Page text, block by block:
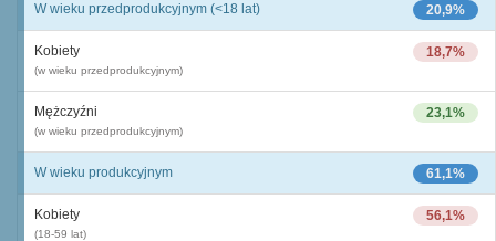
20,9%
W wieku przedprodukcyjnym (<18 lat)
18,7%
Kobiety
(w wieku przedprodukcyjnym)
23,1%
Mężczyźni
(w wieku przedprodukcyjnym)
61,1%
W wieku produkcyjnym
56,1%
Kobiety
(18-59 lat)